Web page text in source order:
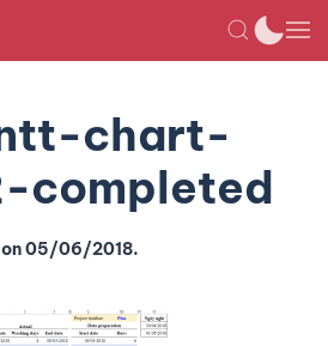
chart-
completed
on05/06/2018.